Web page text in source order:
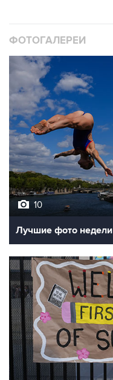
ФОТОГАЛЕРЕИ
10
Лучшие фото недели